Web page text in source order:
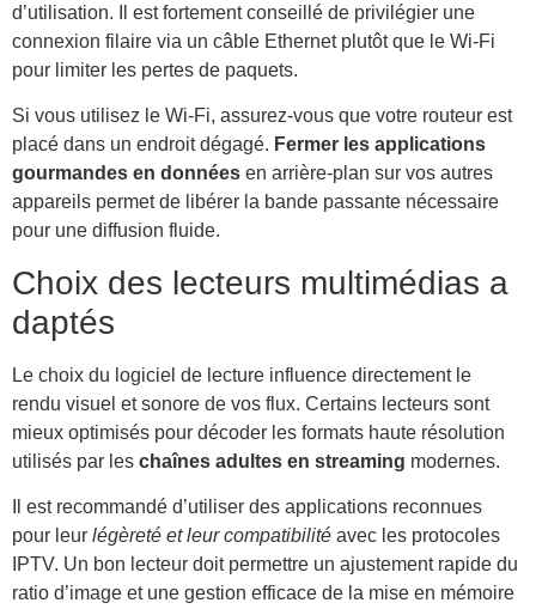
d’utilisation. Il est fortement conseillé de privilégier une
connexion filaire via un câble Ethernet plutôt que le Wi-Fi
pour limiter les pertes de paquets.
Si vous utilisez le Wi-Fi, assurez-vous que votre routeur est
placé dans un endroit dégagé. Fermer les applications
gourmandes en données en arrière-plan sur vos autres
appareils permet de libérer la bande passante nécessaire
pour une diffusion fluide.
Choix des lecteurs multimédias a
daptés
Le choix du logiciel de lecture influence directement le
rendu visuel et sonore de vos flux. Certains lecteurs sont
mieux optimisés pour décoder les formats haute résolution
utilisés par les chaînes adultes en streaming modernes.
Il est recommandé d’utiliser des applications reconnues
pour leur légèreté et leur compatibilité avec les protocoles
IPTV. Un bon lecteur doit permettre un ajustement rapide du
ratio d’image et une gestion efficace de la mise en mémoire